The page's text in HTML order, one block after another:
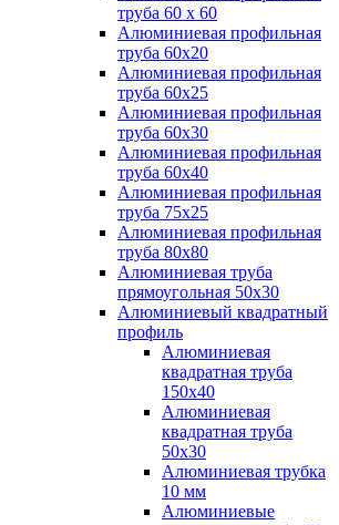
труба 60 х 60
Алюминиевая профильная
труба 60х20
Алюминиевая профильная
труба 60х25
Алюминиевая профильная
труба 60х30
Алюминиевая профильная
труба 60х40
Алюминиевая профильная
труба 75х25
Алюминиевая профильная
труба 80х80
Алюминиевая труба
прямоугольная 50х30
Алюминиевый квадратный
профиль
Алюминиевая
квадратная труба
150х40
Алюминиевая
квадратная труба
50х30
Алюминиевая трубка
10 мм
Алюминиевые